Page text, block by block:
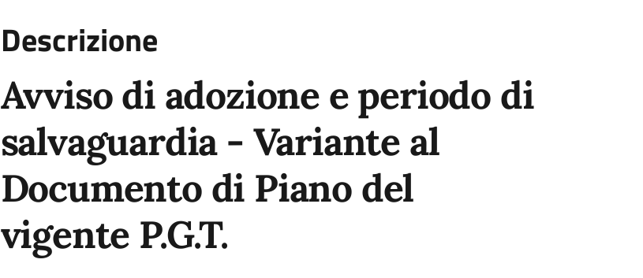
Descrizione
Avviso di adozione e periodo di
salvaguardia - Variante al
Documento di Piano del
vigente P.G.T.